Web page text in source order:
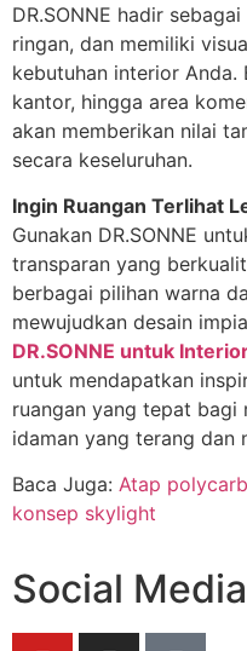
DR.SONNE hadir
ringan, dan memiliki
kebutuhan interior Anda.
kantor, hingga area
akan memberikan nilai
secara keseluruhan.
Ingin Ruangan Terlihat
Gunakan DR.SONNE
transparan yang
berbagai pilihan warna
mewujudkan desain
DR.SONNE untuk
untuk mendapatkan
ruangan yang tepat bagi
idaman yang terang dan
Baca Juga: Atap
konsep skylight
Social Media